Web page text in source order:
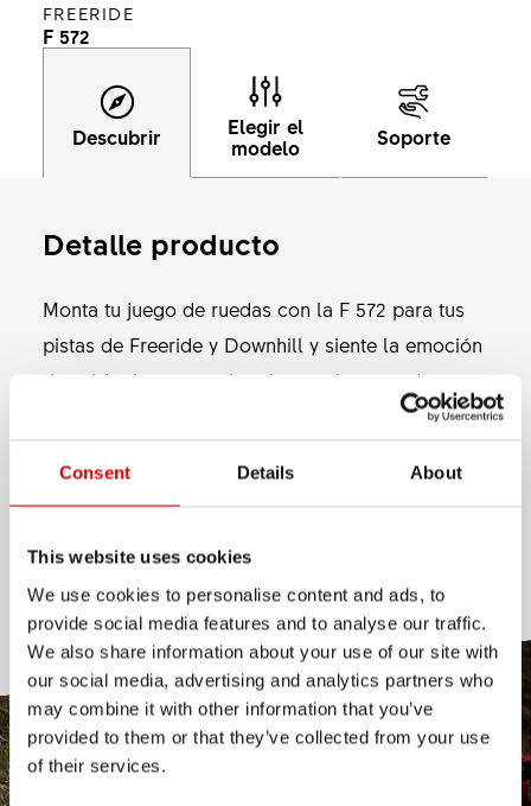
Consent Details About
This website uses cookies
We use cookies to personalise content and ads, to
provide social media features and to analyse our traffic.
We also share information about your use of our site with
our social media, advertising and analytics partners who
may combine it with other information that you’ve
provided to them or that they’ve collected from your use
of their services.
FREERIDE
F 572
Descubrir
Elegir el
modelo
Soporte
Detalle producto
Monta tu juego de ruedas con la F 572 para tus
pistas de Freeride y Downhill y siente la emoción
de saldar la enorme brecha que has estado
construyendo. Esta rentable llanta con manguito
de nuestra llanta para Downhill con 30 mm de
salgan bien, incluso si te sales de la línea o si
fallas en un salto.
Mostrar más
MATERIAL